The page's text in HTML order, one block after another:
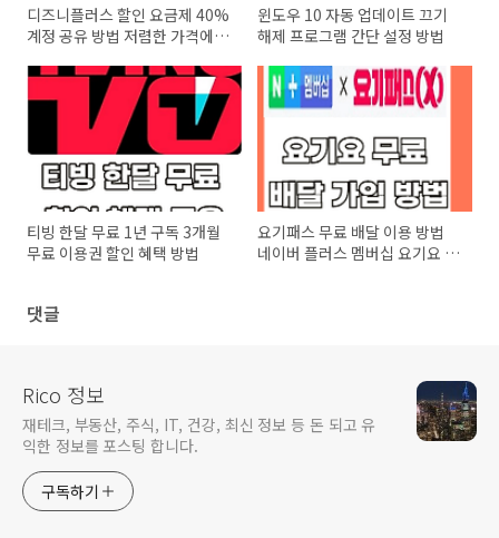
디즈니플러스 할인 요금제 40%
계정 공유 방법 저렴한 가격에
윈도우 10 자동 업데이트 끄기
해제 프로그램 간단 설정 방법
티빙 한달 무료 1년 구독 3개월
무료 이용권 할인 혜택 방법
요기패스 무료 배달 이용 방법
네이버 플러스 멤버십 요기요 X
댓글
Rico 정보
재테크, 부동산, 주식, IT, 건강, 최신 정보 등 돈 되고 유
익한 정보를 포스팅 합니다.
구독하기